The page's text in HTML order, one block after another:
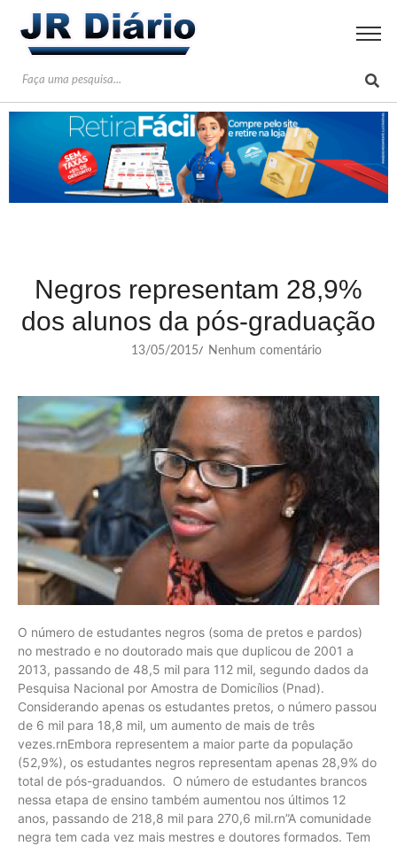
Negros representam 28,9%
dos alunos da pós-graduação
13/05/2015/ Nenhum comentário
O número de estudantes negros (soma de pretos e pardos)
no mestrado e no doutorado mais que duplicou de 2001 a
2013, passando de 48,5 mil para 112 mil, segundo dados da
Pesquisa Nacional por Amostra de Domicílios (Pnad).
Considerando apenas os estudantes pretos, o número passou
de 6 mil para 18,8 mil, um aumento de mais de três
vezes.rnEmbora representem a maior parte da população
(52,9%), os estudantes negros representam apenas 28,9% do
total de pós-graduandos. O número de estudantes brancos
nessa etapa de ensino também aumentou nos últimos 12
anos, passando de 218,8 mil para 270,6 mil.rn”A comunidade
negra tem cada vez mais mestres e doutores formados. Tem